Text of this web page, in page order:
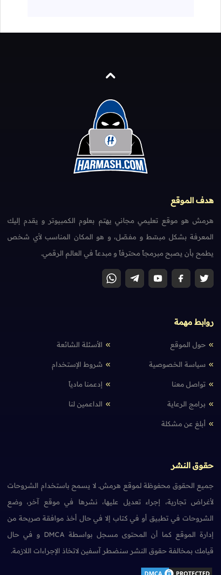
هدف الموقع
هرمش هو موقع تعليمي مجاني يهتم بعلوم الكمبيوتر و يقدم إليك
المعرفة بشكل مبسّط و مفصّل، و هو المكان المناسب لأي شخص
يطمح بأن يصبح مبرمجاً محترفاً و مبدعاً في العالم الرقمي.
روابط مهمة
حول الموقع الأسئلة الشائعة
سياسة الخصوصية شروط الإستخدام
تواصل معنا إدعمنا مادياً
برامج الرعاية الداعمين لنا
أبلغ عن مشكلة
حقوق النشر
جميع الحقوق محفوظة لموقع هرمش. لا يسمح باستخدام الشروحات
لأغراض تجارية، إجراء تعديل عليها، نشرها في موقع آخر، وضع
الشروحات في تطبيق أو في كتاب إلا في حال أخذ موافقة صريحة من
إدارة الموقع كما أن المحتوى مسجل بواسطة DMCA و في حال
قيامك بمخالفة حقوق النشر سنضطر آسفين لاتخاذ الإجراءات اللازمة.